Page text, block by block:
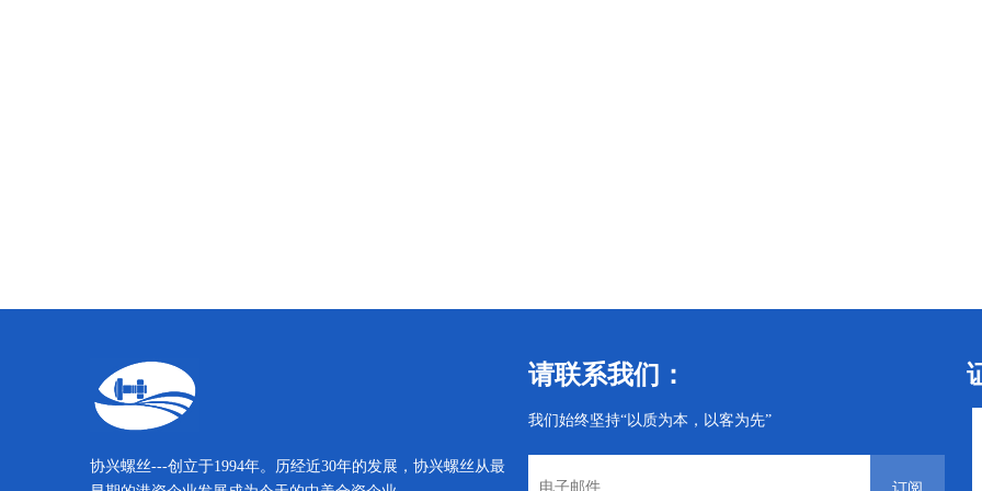
协兴螺丝---创立于1994年。历经近30年的发展，协兴螺丝从最
请联系我们：
我们始终坚持“以质为本，以客为先”